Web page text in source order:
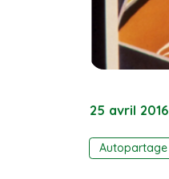
25 avril 2016
Autopartage